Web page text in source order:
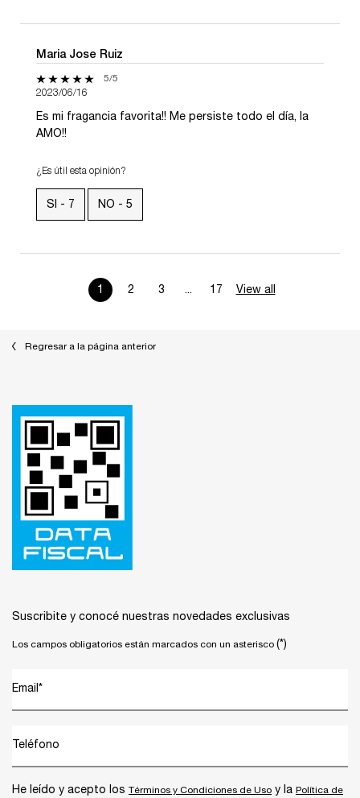
Maria Jose Ruiz
5 de 5 estrellas.5/5
2023/06/16
Es mi fragancia favorita!! Me persiste todo el día, la
AMO!!
¿Es útil esta opinión?
SI - 7 NO - 5
Page 1 of 17. Current page
1 2 3 ... 17 View all
Regresar a la página anterior
Suscribite y conocé nuestras novedades exclusivas
Los campos obligatorios están marcados con un asterisco (*)
Email *
Teléfono
He leído y acepto los Términos y Condiciones de Uso y la Política de